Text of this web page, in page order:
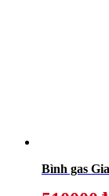
Bình gas